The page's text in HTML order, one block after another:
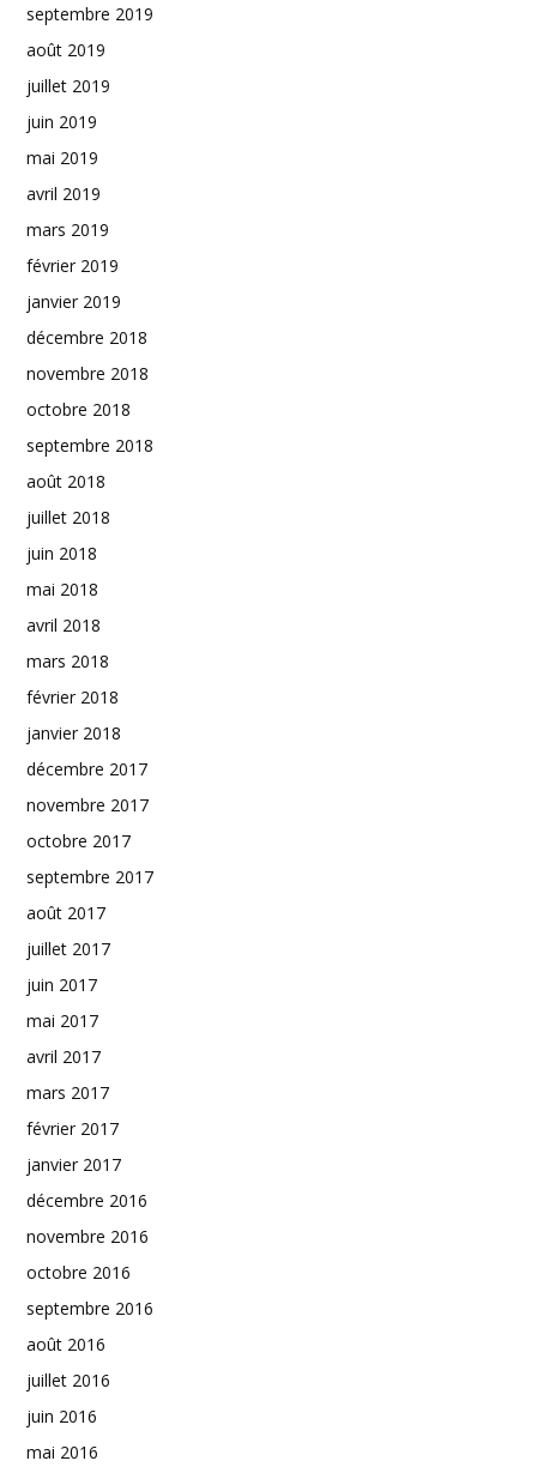
septembre 2019
août 2019
juillet 2019
juin 2019
mai 2019
avril 2019
mars 2019
février 2019
janvier 2019
décembre 2018
novembre 2018
octobre 2018
septembre 2018
août 2018
juillet 2018
juin 2018
mai 2018
avril 2018
mars 2018
février 2018
janvier 2018
décembre 2017
novembre 2017
octobre 2017
septembre 2017
août 2017
juillet 2017
juin 2017
mai 2017
avril 2017
mars 2017
février 2017
janvier 2017
décembre 2016
novembre 2016
octobre 2016
septembre 2016
août 2016
juillet 2016
juin 2016
mai 2016